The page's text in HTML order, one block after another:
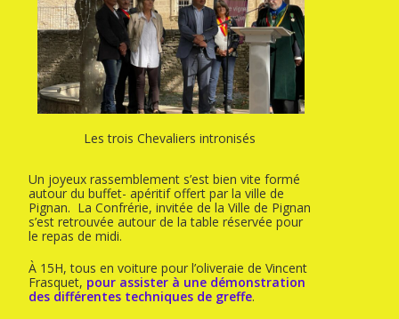
Les trois Chevaliers intronisés
Un joyeux rassemblement s’est bien vite formé
autour du buffet- apéritif offert par la ville de
Pignan. La Confrérie, invitée de la Ville de Pignan
s’est retrouvée autour de la table réservée pour
le repas de midi.
À 15H, tous en voiture pour l’oliveraie de Vincent
Frasquet, pour assister à une démonstration
des différentes techniques de greffe.